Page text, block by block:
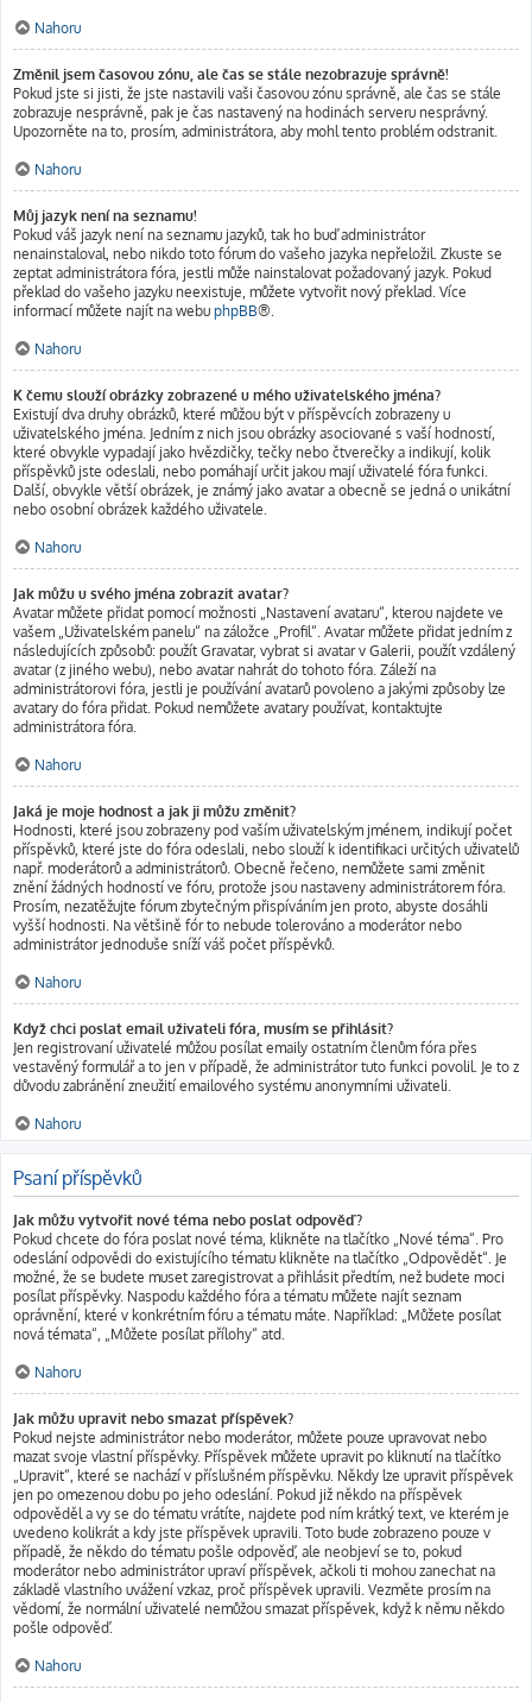
Nahoru
Změnil jsem časovou zónu, ale čas se stále nezobrazuje správně!
Pokud jste si jisti, že jste nastavili vaši časovou zónu správně, ale čas se stále
zobrazuje nesprávně, pak je čas nastavený na hodinách serveru nesprávný.
Upozorněte na to, prosím, administrátora, aby mohl tento problém odstranit.
Nahoru
Můj jazyk není na seznamu!
Pokud váš jazyk není na seznamu jazyků, tak ho buď administrátor
nenainstaloval, nebo nikdo toto fórum do vašeho jazyka nepřeložil. Zkuste se
zeptat administrátora fóra, jestli může nainstalovat požadovaný jazyk. Pokud
překlad do vašeho jazyku neexistuje, můžete vytvořit nový překlad. Více
informací můžete najít na webu phpBB®.
Nahoru
K čemu slouží obrázky zobrazené u mého uživatelského jména?
Existují dva druhy obrázků, které můžou být v příspěvcích zobrazeny u
uživatelského jména. Jedním z nich jsou obrázky asociované s vaší hodností,
které obvykle vypadají jako hvězdičky, tečky nebo čtverečky a indikují, kolik
příspěvků jste odeslali, nebo pomáhají určit jakou mají uživatelé fóra funkci.
Další, obvykle větší obrázek, je známý jako avatar a obecně se jedná o unikátní
nebo osobní obrázek každého uživatele.
Nahoru
Jak můžu u svého jména zobrazit avatar?
Avatar můžete přidat pomocí možnosti „Nastavení avataru“, kterou najdete ve
vašem „Uživatelském panelu“ na záložce „Profil“. Avatar můžete přidat jedním z
následujících způsobů: použít Gravatar, vybrat si avatar v Galerii, použít vzdálený
avatar (z jiného webu), nebo avatar nahrát do tohoto fóra. Záleží na
administrátorovi fóra, jestli je používání avatarů povoleno a jakými způsoby lze
avatary do fóra přidat. Pokud nemůžete avatary používat, kontaktujte
administrátora fóra.
Nahoru
Jaká je moje hodnost a jak ji můžu změnit?
Hodnosti, které jsou zobrazeny pod vaším uživatelským jménem, indikují počet
příspěvků, které jste do fóra odeslali, nebo slouží k identifikaci určitých uživatelů
např. moderátorů a administrátorů. Obecně řečeno, nemůžete sami změnit
znění žádných hodností ve fóru, protože jsou nastaveny administrátorem fóra.
Prosím, nezatěžujte fórum zbytečným přispíváním jen proto, abyste dosáhli
vyšší hodnosti. Na většině fór to nebude tolerováno a moderátor nebo
administrátor jednoduše sníží váš počet příspěvků.
Nahoru
Když chci poslat email uživateli fóra, musím se přihlásit?
Jen registrovaní uživatelé můžou posílat emaily ostatním členům fóra přes
vestavěný formulář a to jen v případě, že administrátor tuto funkci povolil. Je to z
důvodu zabránění zneužití emailového systému anonymními uživateli.
Nahoru
Psaní příspěvků
Jak můžu vytvořit nové téma nebo poslat odpověď?
Pokud chcete do fóra poslat nové téma, klikněte na tlačítko „Nové téma“. Pro
odeslání odpovědi do existujícího tématu klikněte na tlačítko „Odpovědět“. Je
možné, že se budete muset zaregistrovat a přihlásit předtím, než budete moci
posílat příspěvky. Naspodu každého fóra a tématu můžete najít seznam
oprávnění, které v konkrétním fóru a tématu máte. Například: „Můžete posílat
nová témata“, „Můžete posílat přílohy“ atd.
Nahoru
Jak můžu upravit nebo smazat příspěvek?
Pokud nejste administrátor nebo moderátor, můžete pouze upravovat nebo
mazat svoje vlastní příspěvky. Příspěvek můžete upravit po kliknutí na tlačítko
„Upravit“, které se nachází v příslušném příspěvku. Někdy lze upravit příspěvek
jen po omezenou dobu po jeho odeslání. Pokud již někdo na příspěvek
odpověděl a vy se do tématu vrátíte, najdete pod ním krátký text, ve kterém je
uvedeno kolikrát a kdy jste příspěvek upravili. Toto bude zobrazeno pouze v
případě, že někdo do tématu pošle odpověď, ale neobjeví se to, pokud
moderátor nebo administrátor upraví příspěvek, ačkoli ti mohou zanechat na
základě vlastního uvážení vzkaz, proč příspěvek upravili. Vezměte prosím na
vědomí, že normální uživatelé nemůžou smazat příspěvek, když k němu někdo
pošle odpověď.
Nahoru